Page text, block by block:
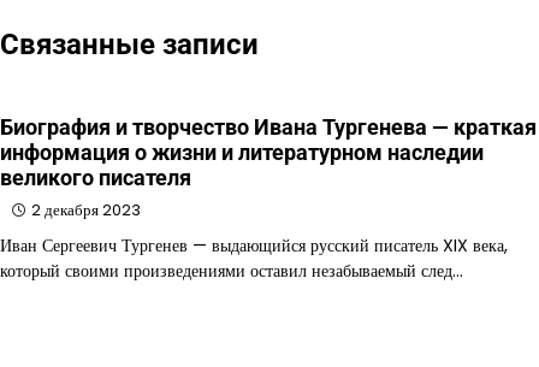
Связанные записи
Биография и творчество Ивана Тургенева — краткая
информация о жизни и литературном наследии
великого писателя
2 декабря 2023
Иван Сергеевич Тургенев — выдающийся русский писатель XIX века,
который своими произведениями оставил незабываемый след…